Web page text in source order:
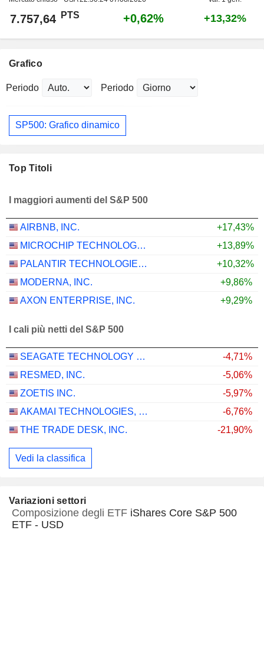
7.757,64 PTS +0,62% +13,32%
Grafico
Periodo Periodo
SP500: Grafico dinamico
Top Titoli
I maggiori aumenti del S&P 500
AIRBNB, INC.
+17,43%
MICROCHIP TECHNOLOGY INCORPORATED
+13,89%
PALANTIR TECHNOLOGIES INC.
+10,32%
MODERNA, INC.
+9,86%
AXON ENTERPRISE, INC.
+9,29%
I cali più netti del S&P 500
SEAGATE TECHNOLOGY HOLDINGS PLC
-4,71%
RESMED, INC.
-5,06%
ZOETIS INC.
-5,97%
AKAMAI TECHNOLOGIES, INC.
-6,76%
THE TRADE DESK, INC.
-21,90%
Vedi la classifica
Variazioni settori
Composizione degli ETF iShares Core S&P 500
ETF - USD